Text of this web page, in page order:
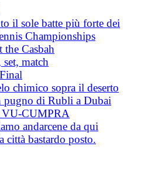
il sole batte più forte dei
Championships
the Casbah
set, match
chimico sopra il deserto
pugno di Rubli a Dubai
VU-CUMPRA
andarcene da qui
città bastardo posto.